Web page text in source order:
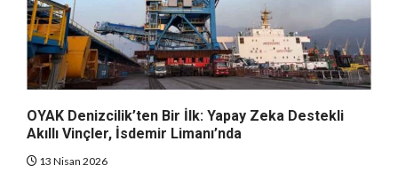
OYAK Denizcilik’ten Bir İlk: Yapay Zeka Destekli
Akıllı Vinçler, İsdemir Limanı’nda
13 Nisan 2026